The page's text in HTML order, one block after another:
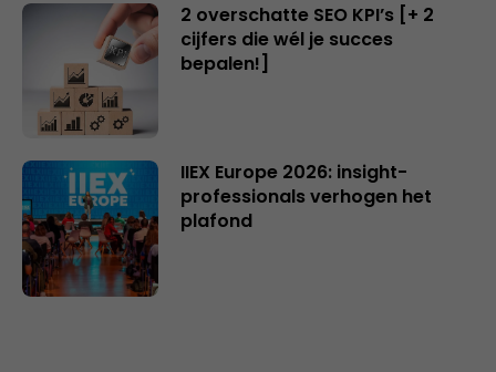
2 overschatte SEO KPI’s [+ 2
cijfers die wél je succes
bepalen!]
IIEX Europe 2026: insight-
professionals verhogen het
plafond